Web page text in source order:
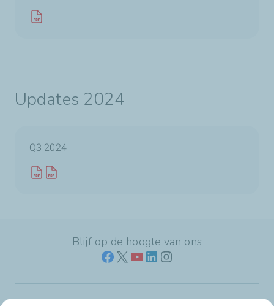
Updates 2024
Q3 2024
Blijf op de hoogte van ons